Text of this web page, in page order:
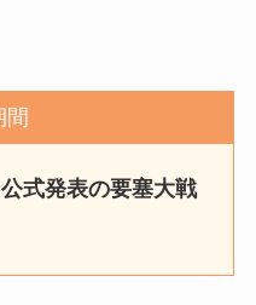
間
式発表の要塞大戦